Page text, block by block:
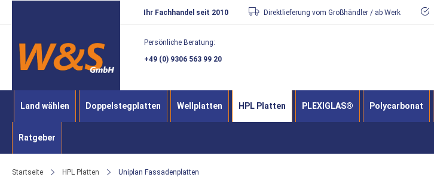
Direkt
zum
Inhalt
Ihr Fachhandel seit 2010 Direktlieferung vom Großhändler / ab Werk
Persönliche Beratung:
+49 (0) 9306 563 99 20
Land wählen Doppelstegplatten Wellplatten HPL Platten PLEXIGLAS® Polycarbonat
Ratgeber
Startseite HPL Platten Uniplan Fassadenplatten